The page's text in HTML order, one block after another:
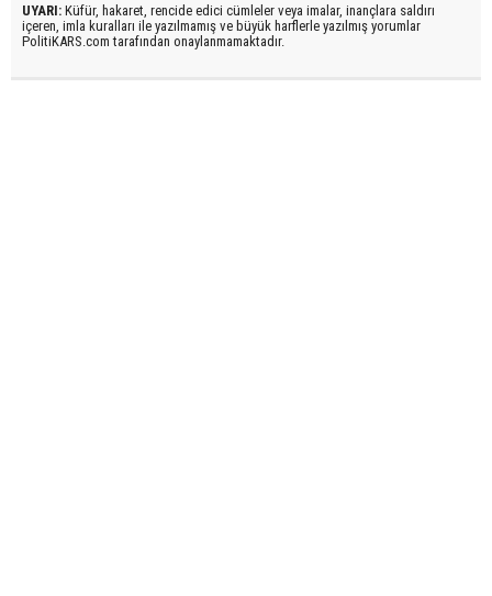
UYARI: Küfür, hakaret, rencide edici cümleler veya imalar, inançlara saldırı
içeren, imla kuralları ile yazılmamış ve büyük harflerle yazılmış yorumlar
PolitiKARS.com tarafından onaylanmamaktadır.